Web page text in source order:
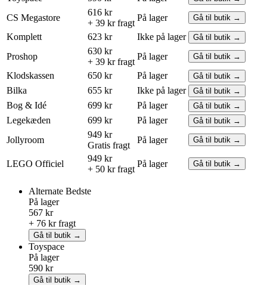
CS Megastore
616 kr
+ 39 kr fragt
På lager Gå til butik →
Komplett 623 kr Ikke på lager Gå til butik →
Proshop
630 kr
+ 39 kr fragt
På lager Gå til butik →
Klodskassen 650 kr På lager Gå til butik →
Bilka 655 kr Ikke på lager Gå til butik →
Bog & Idé 699 kr På lager Gå til butik →
Legekæden 699 kr På lager Gå til butik →
Jollyroom
949 kr
Gratis fragt
På lager Gå til butik →
LEGO Officiel
949 kr
+ 50 kr fragt
På lager Gå til butik →
Alternate Bedste
På lager
567 kr
+ 76 kr fragt
Gå til butik →
Toyspace
På lager
590 kr
Gå til butik →